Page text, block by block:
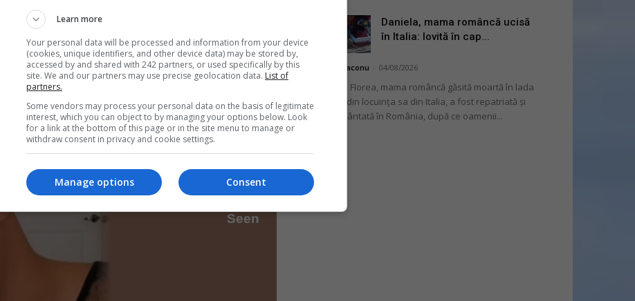
Daniela, mama româncă ucisă
în Italia: lovită în cap...
Mihai Diaconu 04/08/2026
Daniela Florea, mama româncă găsită moartă în lada
patului din locuința sa din Italia, a fost repatriată și
înmormântată în România, după ce oamenii...
Learn more
Your personal data will be processed and information from your device
(cookies, unique identifiers, and other device data) may be stored by,
accessed by and shared with 242 partners, or used specifically by this
site. We and our partners may use precise geolocation data. List of
partners.
Some vendors may process your personal data on the basis of legitimate
interest, which you can object to by managing your options below. Look
for a link at the bottom of this page or in the site menu to manage or
withdraw consent in privacy and cookie settings.
Consent
Manage options